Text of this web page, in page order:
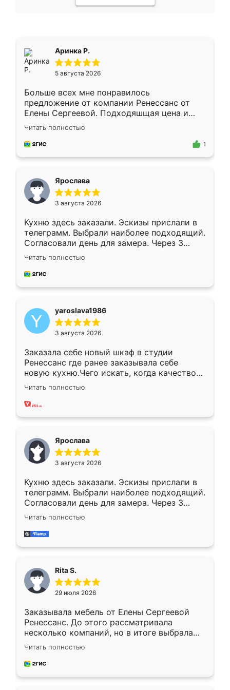
Аринка Р.
5 августа 2026
Больше всех мне понравилось
предложение от компании Ренессанс от
Елены Сергеевой. Подходяшщая цена и
короткие сроки изготовления. Приехавший
для замера сотрудник Владислав
предложил по моему эскизу самый
Читать полностью
1
Ярослава
3 августа 2026
Кухню здесь заказали. Эскизы прислали в
телеграмм. Выбрали наиболее подходящий.
Согласовали день для замера. Через 3
недели кухня была уже готова. Остались
довольны работой. Спасибо Ренессанс
мебель за качественную работу!
Читать полностью
yaroslava1986
3 августа 2026
Заказала себе новый шкаф в студии
Ренессанс где ранее заказывала себе
новую кухню.Чего искать, когда качеством
вполне довольна. Служит кухня уже почти
два года, нареканий нет.
Читать полностью
Ярослава
3 августа 2026
Кухню здесь заказали. Эскизы прислали в
телеграмм. Выбрали наиболее подходящий.
Согласовали день для замера. Через 3
недели кухня была уже готова. Остались
довольны работой. Спасибо Ренессанс
мебель за качественную работу!
Читать полностью
Rita S.
29 июля 2026
Заказывала мебель от Елены Сергеевой
Ренессанс. До этого рассматривала
несколько компаний, но в итоге выбрала
эту. Сначала обговорили условия, потом
приехал замерщик, всё спокойно объяснил
и снял размеры. Изготовили в срок, с
Читать полностью